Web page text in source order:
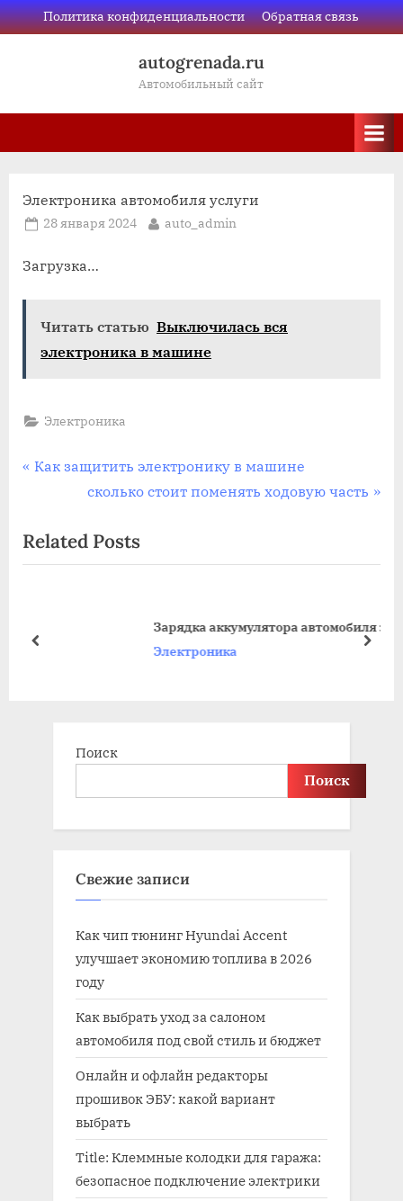
Skip
to
Политика конфиденциальности Обратная связь
autogrenada.ru
Автомобильный сайт
Электроника автомобиля услуги
Posted
28 января 2024 By
auto_admin
Загрузка…
Читать статью Выключилась вся
электроника в машине
Электроника
Навигация
записям
P
v
i
s
Как защитить электронику в машине
N
x
t
сколько стоит поменять ходовую часть
Related Posts
Зарядка аккумулятора автомобиля
Электроника
prev next
Поиск
Поиск
Свежие записи
Как чип тюнинг Hyundai Accent
улучшает экономию топлива в 2026
году
Как выбрать уход за салоном
автомобиля под свой стиль и бюджет
Онлайн и офлайн редакторы
прошивок ЭБУ: какой вариант
выбрать
Title: Клеммные колодки для гаража:
безопасное подключение электрики